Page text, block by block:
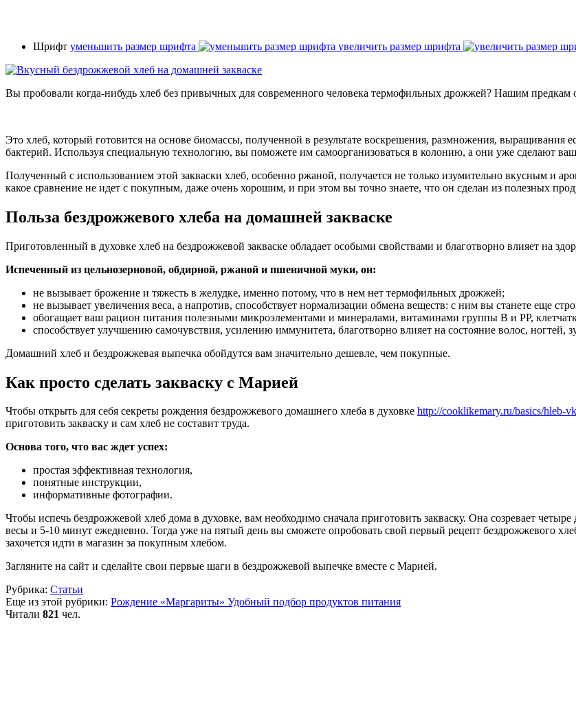
Шрифт уменьшить размер шрифта увеличить размер шрифта
Вы пробовали когда-нибудь хлеб без привычных для современного человека термофильных дрожжей? Нашим предкам
Это хлеб, который готовится на основе биомассы, полученной в результате воскрешения, размножения, выращивания
бактерий. Используя специальную технологию, вы поможете им самоорганизоваться в колонию, а они уже сделают
Полученный с использованием этой закваски хлеб, особенно ржаной, получается не только изумительно вкусным и
какое сравнение не идет с покупным, даже очень хорошим, и при этом вы точно знаете, что он сделан из полезных
Польза бездрожжевого хлеба на домашней закваске
Приготовленный в духовке хлеб на бездрожжевой закваске обладает особыми свойствами и благотворно влияет на
Испеченный из цельнозерновой, обдирной, ржаной и пшеничной муки, он:
не вызывает брожение и тяжесть в желудке, именно потому, что в нем нет термофильных дрожжей;
не вызывает увеличения веса, а напротив, способствует нормализации обмена веществ: с ним вы станете еще
обогащает ваш рацион питания полезными микроэлементами и минералами, витаминами группы В и РР,
способствует улучшению самочувствия, усилению иммунитета, благотворно влияет на состояние волос, ногтей,
Домашний хлеб и бездрожжевая выпечка обойдутся вам значительно дешевле, чем покупные.
Как просто сделать закваску с Марией
Чтобы открыть для себя секреты рождения бездрожжевого домашнего хлеба в духовке http://cooklikemary.ru/basics/hleb-
приготовить закваску и сам хлеб не составит труда.
Основа того, что вас ждет успех:
простая эффективная технология,
понятные инструкции,
информативные фотографии.
Чтобы испечь бездрожжевой хлеб дома в духовке, вам необходимо сначала приготовить закваску. Она созревает
весы и 5-10 минут ежедневно. Тогда уже на пятый день вы сможете опробовать свой первый рецепт бездрожжевого
захочется идти в магазин за покупным хлебом.
Загляните на сайт и сделайте свои первые шаги в бездрожжевой выпечке вместе с Марией.
Рубрика: Статьи
Еще из этой рубрики: Рождение «Маргариты» Удобный подбор продуктов питания
Читали 821 чел.